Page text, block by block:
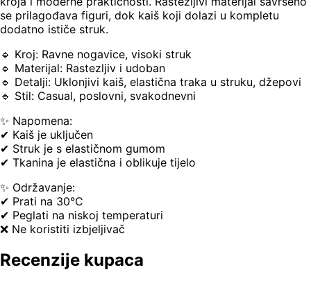
se prilagođava figuri, dok kaiš koji dolazi u kompletu
dodatno ističe struk.
🔹 Kroj: Ravne nogavice, visoki struk
🔹 Materijal: Rastezljiv i udoban
🔹 Detalji: Uklonjivi kaiš, elastična traka u struku, džepovi
🔹 Stil: Casual, poslovni, svakodnevni
✨ Napomena:
✔ Kaiš je uključen
✔ Struk je s elastičnom gumom
✔ Tkanina je elastična i oblikuje tijelo
✨ Održavanje:
✔ Prati na 30°C
✔ Peglati na niskoj temperaturi
❌ Ne koristiti izbjeljivač
Recenzije kupaca